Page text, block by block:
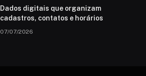
Dados digitais que organizam
cadastros, contatos e horários
07/07/2026